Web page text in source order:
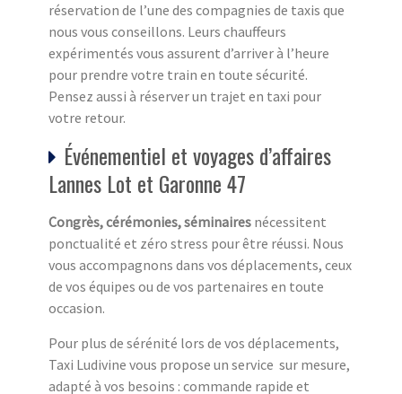
réservation de l’une des compagnies de taxis que
nous vous conseillons. Leurs chauffeurs
expérimentés vous assurent d’arriver à l’heure
pour prendre votre train en toute sécurité.
Pensez aussi à réserver un trajet en taxi pour
votre retour.
Événementiel et voyages d’affaires
Lannes Lot et Garonne 47
Congrès, cérémonies, séminaires nécessitent
ponctualité et zéro stress pour être réussi. Nous
vous accompagnons dans vos déplacements, ceux
de vos équipes ou de vos partenaires en toute
occasion.
Pour plus de sérénité lors de vos déplacements,
Taxi Ludivine vous propose un service sur mesure,
adapté à vos besoins : commande rapide et